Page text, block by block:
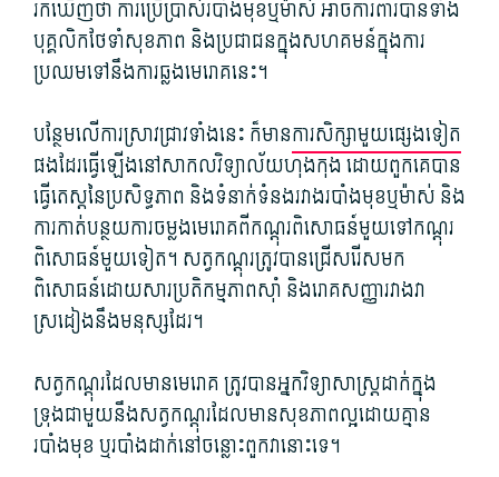
រក​ឃើញថា ការប្រើប្រាស់​របាំងមុខ​ឬ​ម៉ាស់ អាច​ការពារ​បាន​ទាំង​
បុគ្គលិក​ថែទាំ​សុខភាព និង​ប្រជាជន​ក្នុង​សហគមន៍​ក្នុង​ការ​
ប្រឈម​ទៅ​នឹង​ការ​ឆ្លង​មេរោគ​នេះ។
បន្ថែម​លើ​ការស្រាវជ្រាវ​ទាំងនេះ ក៏​មាន​ការសិក្សា​មួយ​ផ្សេងទៀត​
ផង​ដែរ​ធ្វើឡើង​នៅ​សាកលវិទ្យាល័យ​ហុងកុង ដោយ​ពួកគេ​បាន​
ធ្វើ​តេស្ត​នៃ​ប្រសិទ្ធភាព និង​ទំនាក់ទំនង​រវាង​របាំងមុខ​ឬ​ម៉ាស់ និង​
ការ​កាត់បន្ថយ​ការ​ចម្លង​មេរោគ​ពី​កណ្តុរ​ពិសោធន៍​មួយ​ទៅ​កណ្តុរ​
ពិសោធន៍​មួយ​ទៀត។ សត្វ​កណ្តុរ​ត្រូវ​បាន​ជ្រើសរើស​មក​
ពិសោធន៍​ដោយសារ​ប្រតិកម្ម​ភាពស៊ាំ និង​រោគសញ្ញា​រវាង​វា​
ស្រដៀង​នឹង​មនុស្ស​ដែរ។
សត្វ​កណ្តុរ​ដែល​មាន​មេរោគ ត្រូវ​បាន​អ្នក​វិទ្យាសាស្ត្រ​ដាក់​ក្នុង​
ទ្រុង​ជាមួយនឹង​សត្វ​កណ្តុរ​ដែល​មាន​សុខភាព​ល្អ​ដោយ​គ្មាន​
របាំងមុខ ឬ​របាំង​ដាក់​នៅចន្លោះ​ពួក​វា​នោះ​ទេ។